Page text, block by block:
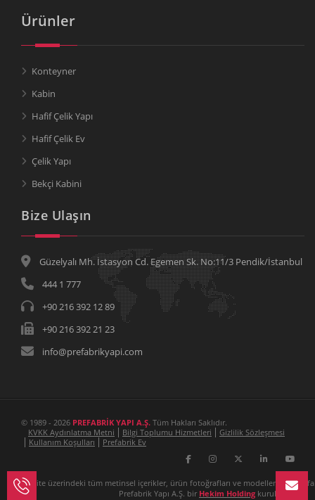
Ürünler
Konteyner
Kabin
Hafif Çelik Yapı
Hafif Çelik Ev
Çelik Yapı
Bekçi Kabini
Bize Ulaşın
Güzelyalı Mh. İstasyon Cd. Egemen Sk. No:11/3 Pendik/İstanbul
444 1 777
+90 216 392 12 89
+90 216 392 21 23
info@prefabrikyapi.com
© 1989 - 2026 PREFABRİK YAPI A.Ş. Tüm Hakları Saklıdır.
KVKK Aydınlatma Metni
Bilgi Toplumu Hizmetleri
Gizlilik Sözleşmesi
Kullanım Koşulları
Prefabrik Ev
Bu site üzerindeki tüm metinsel içerikler, ürün fotoğrafları ve modellemeler
Prefabrik Yapı A.Ş. bir Hekim Holding kuruluşudur.